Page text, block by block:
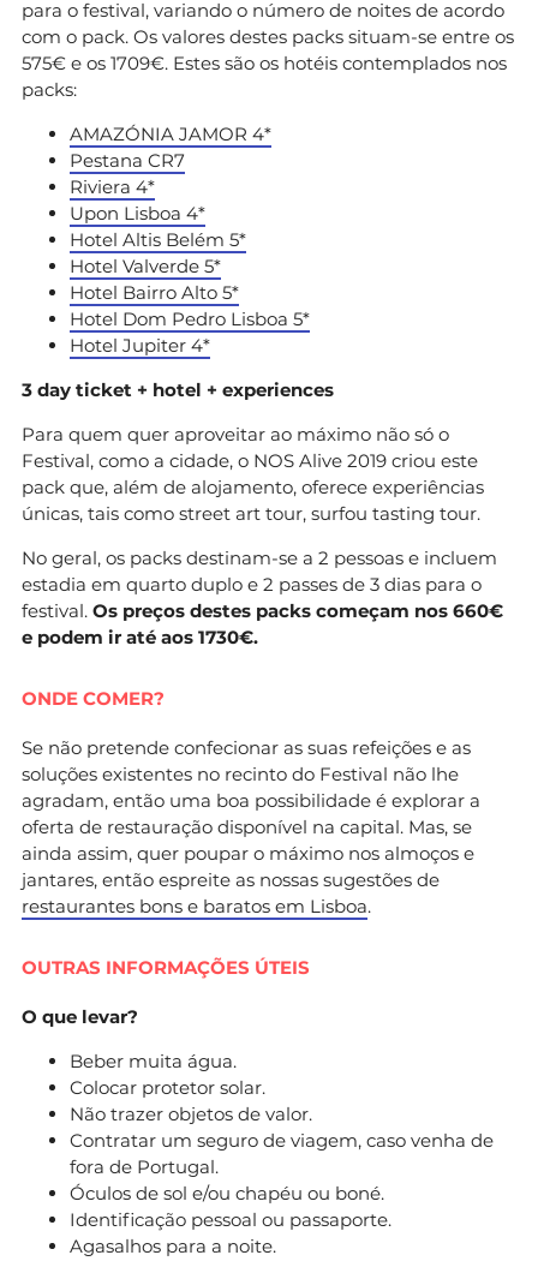
para o festival, variando o número de noites de acordo
com o pack. Os valores destes packs situam-se entre os
575€ e os 1709€. Estes são os hotéis contemplados nos
packs:
AMAZÓNIA JAMOR 4*
Pestana CR7
Riviera 4*
Upon Lisboa 4*
Hotel Altis Belém 5*
Hotel Valverde 5*
Hotel Bairro Alto 5*
Hotel Dom Pedro Lisboa 5*
Hotel Jupiter 4*
3 day ticket + hotel + experiences
Para quem quer aproveitar ao máximo não só o
Festival, como a cidade, o NOS Alive 2019 criou este
pack que, além de alojamento, oferece experiências
únicas, tais como street art tour, surfou tasting tour.
No geral, os packs destinam-se a 2 pessoas e incluem
estadia em quarto duplo e 2 passes de 3 dias para o
festival. Os preços destes packs começam nos 660€
e podem ir até aos 1730€.
ONDE COMER?
Se não pretende confecionar as suas refeições e as
soluções existentes no recinto do Festival não lhe
agradam, então uma boa possibilidade é explorar a
oferta de restauração disponível na capital. Mas, se
ainda assim, quer poupar o máximo nos almoços e
jantares, então espreite as nossas sugestões de
restaurantes bons e baratos em Lisboa.
OUTRAS INFORMAÇÕES ÚTEIS
O que levar?
Beber muita água.
Colocar protetor solar.
Não trazer objetos de valor.
Contratar um seguro de viagem, caso venha de
fora de Portugal.
Óculos de sol e/ou chapéu ou boné.
Identificação pessoal ou passaporte.
Agasalhos para a noite.